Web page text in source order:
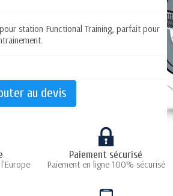
station Functional Training, parfait pour
au devis
Paiement sécurisé
Paiement en ligne 100% sécurisé